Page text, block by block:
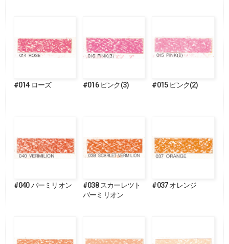
#014 ローズ #016 ピンク(3) #015 ピンク(2)
#040 バーミリオン
#038 スカーレツト
バーミリオン
#037 オレンジ